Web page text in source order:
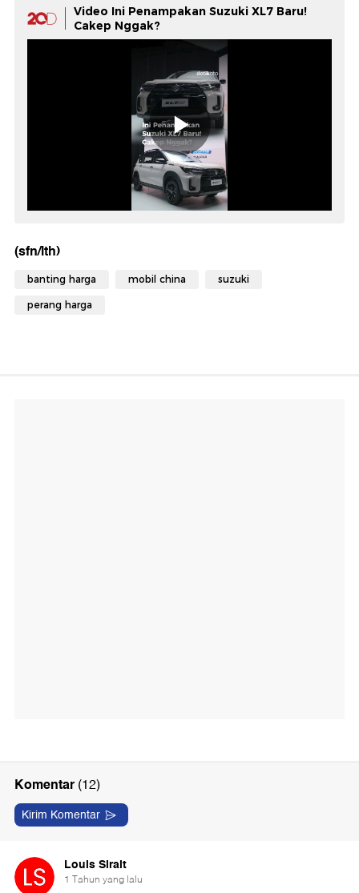
Video Ini Penampakan Suzuki XL7 Baru!
Cakep Nggak?
(sfn/lth)
banting harga mobil china suzuki
perang harga